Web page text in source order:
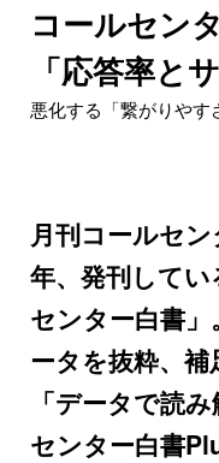
コールセン
「応答率と
悪化する「繋がりやす
月刊コールセ
年、発刊して
センター白書
ータを抜粋、
「データで読
センター白書